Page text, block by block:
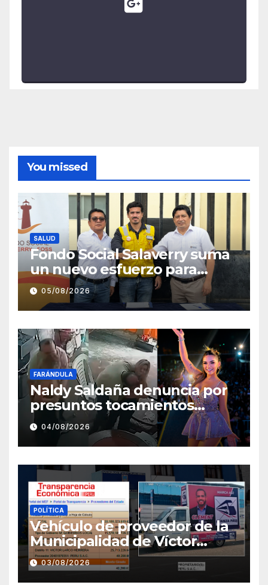
You missed
SALUD
Fondo Social Salaverry suma
un nuevo esfuerzo para
fortalecer la atención en el
Centro de Salud de Salaverry
05/08/2026
FARÁNDULA
Naldy Saldaña denuncia por
presuntos tocamientos
indebidos a director musical
de La Bella Luz
04/08/2026
POLÍTICA
Vehículo de proveedor de la
Municipalidad de Víctor
Larco aparece con publicidad
de campaña de León
03/08/2026